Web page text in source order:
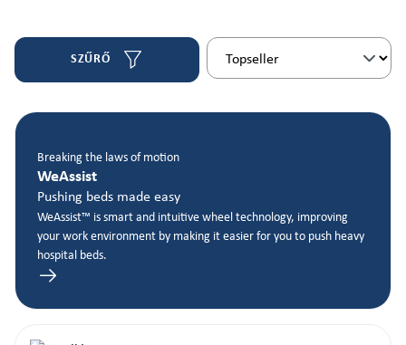
SZŰRŐ
Breaking the laws of motion
WeAssist
Pushing beds made easy
WeAssist™ is smart and intuitive wheel technology, improving
your work environment by making it easier for you to push heavy
hospital beds.